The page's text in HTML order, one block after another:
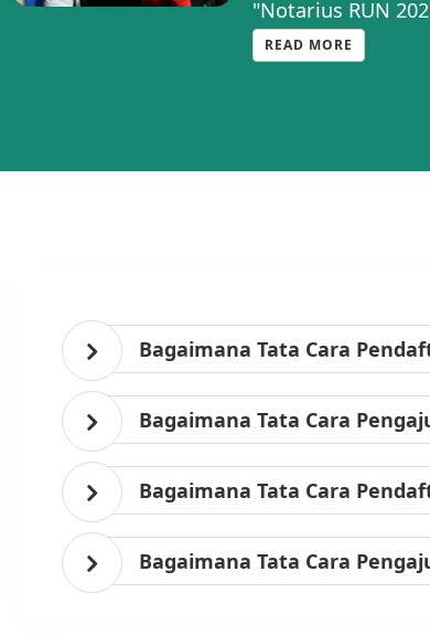
"Notarius RUN
READ MORE
Bagaimana Tata Cara
Bagaimana Tata Cara
Bagaimana Tata Cara
Bagaimana Tata Cara